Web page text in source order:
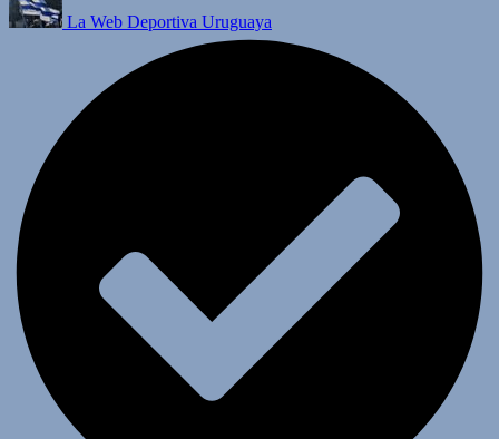
La Web Deportiva Uruguaya